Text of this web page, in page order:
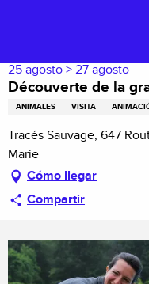
principal
25 agosto > 27 agosto
Découverte de la
ANIMALES VISITA
Tracés Sauvage, 647
Marie
Cómo llegar
Compartir